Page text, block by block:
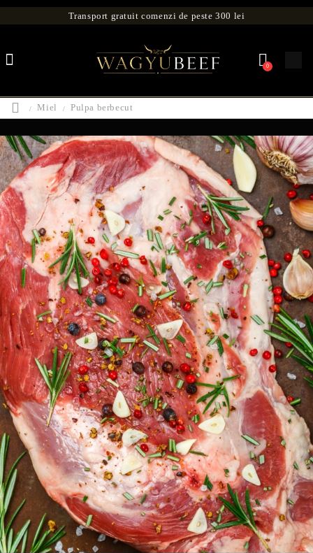
Transport gratuit comenzi de peste 300 lei
0
Miel Pulpa berbecut